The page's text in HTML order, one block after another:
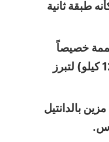
طبقة ثانية
خصيصاً
للمقاسات الكبيرة (90-120 كيلو) لتبرز
بالدانتيل